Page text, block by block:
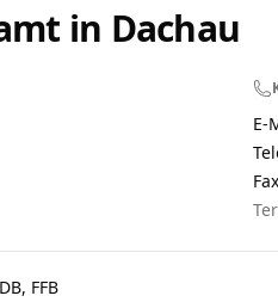
in Dachau
E-
FFB